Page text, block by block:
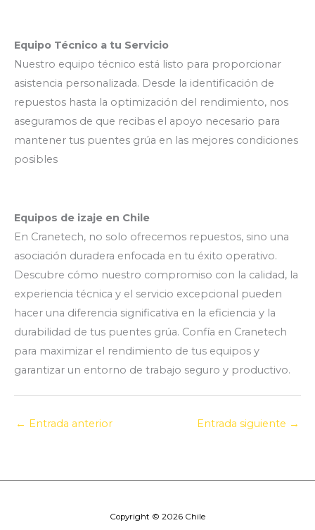
Equipo Técnico a tu Servicio
Nuestro equipo técnico está listo para proporcionar
asistencia personalizada. Desde la identificación de
repuestos hasta la optimización del rendimiento, nos
aseguramos de que recibas el apoyo necesario para
mantener tus puentes grúa en las mejores condiciones
posibles
Equipos de izaje en Chile
En Cranetech, no solo ofrecemos repuestos, sino una
asociación duradera enfocada en tu éxito operativo.
Descubre cómo nuestro compromiso con la calidad, la
experiencia técnica y el servicio excepcional pueden
hacer una diferencia significativa en la eficiencia y la
durabilidad de tus puentes grúa. Confía en Cranetech
para maximizar el rendimiento de tus equipos y
garantizar un entorno de trabajo seguro y productivo.
← Entrada anterior Entrada siguiente →
Copyright © 2026 Chile